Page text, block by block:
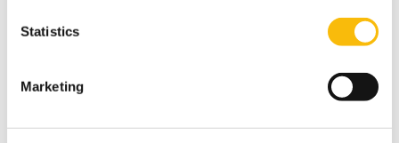
Statistics
Marketing
Management
Taal: